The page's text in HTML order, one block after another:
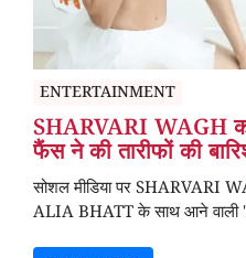
ENTERTAINMENT
SHARVARI WAGH
फैंस ने की तारीफों की
सोशल मीडिया पर SHARVARI
ALIA BHATT के साथ आने वाली